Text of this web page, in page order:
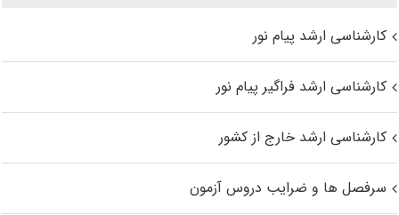
کارشناسی ارشد پیام نور
کارشناسی ارشد فراگیر پیام نور
کارشناسی ارشد خارج از کشور
سرفصل ها و ضرایب دروس آزمون